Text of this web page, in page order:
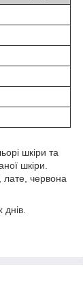
шкіри та
шкіри.
лате, червона